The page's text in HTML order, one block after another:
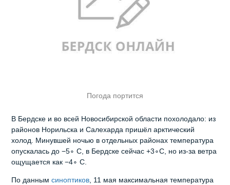
Погода портится
В Бердске и во всей Новосибирской области похолодало: из
районов Норильска и Салехарда пришёл арктический
холод. Минувшей ночью в отдельных районах температура
опускалась до −5∘ C, в Бердске сейчас +3∘C, но из-за ветра
ощущается как −4∘ C.
По данным синоптиков, 11 мая максимальная температура